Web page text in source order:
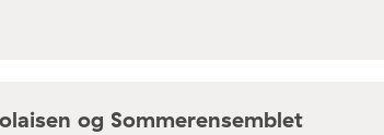
og Sommerensemblet